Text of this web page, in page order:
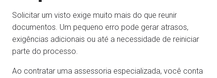
Solicitar um visto exige muito mais do que reunir
documentos. Um pequeno erro pode gerar atrasos,
exigências adicionais ou até a necessidade de reiniciar
parte do processo.
Ao contratar uma assessoria especializada, você conta